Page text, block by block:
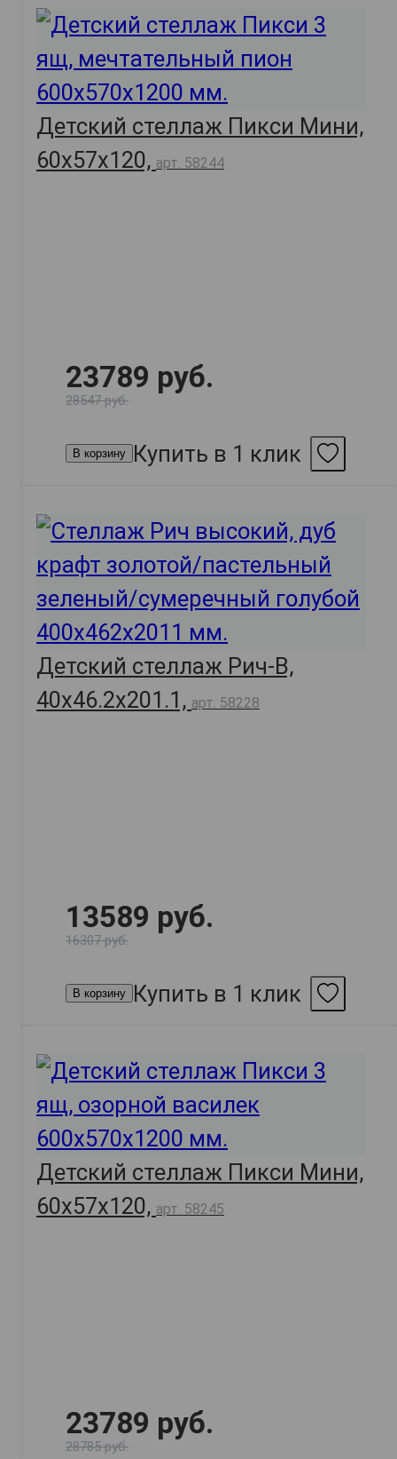
Детский стеллаж Пикси Мини,
60х57х120, арт. 58244
23789 руб.
28547 руб.
В корзину Купить в 1 клик
Детский стеллаж Рич-В,
40х46.2х201.1, арт. 58228
13589 руб.
16307 руб.
В корзину Купить в 1 клик
Детский стеллаж Пикси Мини,
60х57х120, арт. 58245
23789 руб.
28785 руб.